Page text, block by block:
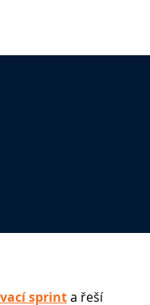
sprinta řeší